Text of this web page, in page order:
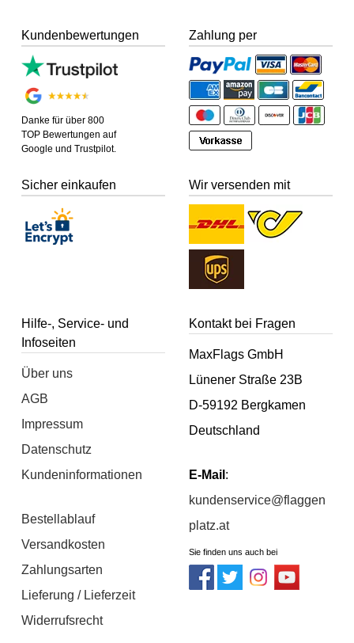
Kundenbewertungen
Danke für über 800
TOP Bewertungen auf
Google und Trustpilot.
Zahlung per
Sicher einkaufen Wir versenden mit
Hilfe-, Service- und
Infoseiten
Über uns
AGB
Impressum
Datenschutz
Kundeninformationen
Bestellablauf
Versandkosten
Zahlungsarten
Lieferung / Lieferzeit
Widerrufsrecht
Kontakt bei Fragen
MaxFlags GmbH
Lünener Straße 23B
D-59192 Bergkamen
Deutschland
E-Mail :
kundenservice@flaggen
platz.at
Sie finden uns auch bei